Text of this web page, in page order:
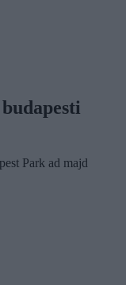
Park ad majd